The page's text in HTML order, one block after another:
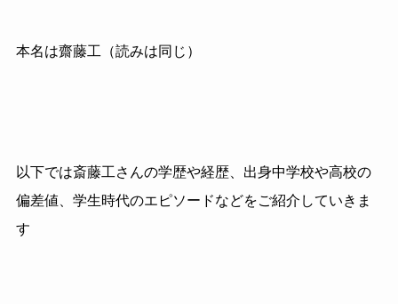
本名は齋藤工（読みは同じ）
以下では斎藤工さんの学歴や経歴、出身中学校や高校の
偏差値、学生時代のエピソードなどをご紹介していきま
す